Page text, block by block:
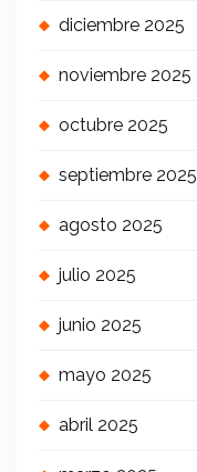
diciembre 2025
noviembre 2025
octubre 2025
septiembre 2025
agosto 2025
julio 2025
junio 2025
mayo 2025
abril 2025